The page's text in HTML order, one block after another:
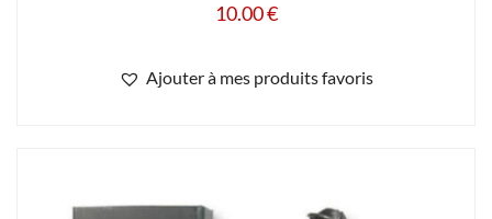
10.00€
Ajouter à mes produits favoris